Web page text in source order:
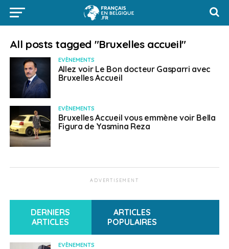
All posts tagged "Bruxelles accueil"
EVÈNEMENTS
Allez voir Le Bon docteur Gasparri avec
Bruxelles Accueil
EVÈNEMENTS
Bruxelles Accueil vous emmène voir Bella
Figura de Yasmina Reza
ADVERTISEMENT
DERNIERS
ARTICLES
ARTICLES
POPULAIRES
EVÈNEMENTS